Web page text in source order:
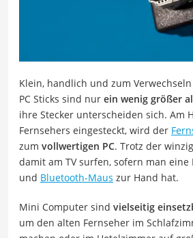
Klein, handlich und zum
PC Sticks sind nur ein wenig größer
ihre Stecker unterscheiden sich. Am
Fernsehers eingesteckt, wird der
zum vollwertigen PC. Trotz der
damit am TV surfen, sofern man
und Bluetooth-Maus zur Hand hat.
Mini Computer sind vielseitig
um den alten Fernseher im